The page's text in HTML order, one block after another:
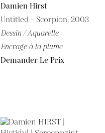
Damien Hirst
Untitled - Scorpion, 2003
Dessin / Aquarelle
Encrage à la plume
Demander Le Prix